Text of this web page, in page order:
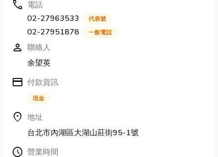
call 電話
02-27963533
代表號
02-27951878 一般電話
person 聯絡人
余望英
credit_card 付款資訊
現金
location_on 地址
台北市內湖區大湖山莊街95-1號
Schedule 營業時間